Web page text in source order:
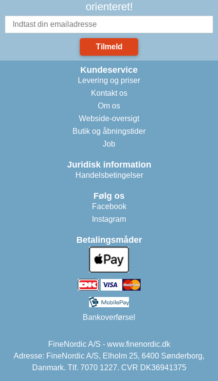
orienteret!
Tilmeld
Kundeservice
Levering og priser
Kontakt os
Om os
Webside-oversigt
Butik og åbningstider
Job
Juridisk information
Handelsbetingelser
Følg os
Facebook
Instagram
Betalingsmåder
Bankoverførsel
FineNordic A/S - www.finenordic.dk
Adresse: FineNordic A/S, Elholm 25, 6400 Sønderborg,
Danmark. Tlf. 7070 1227. CVR DK36941375